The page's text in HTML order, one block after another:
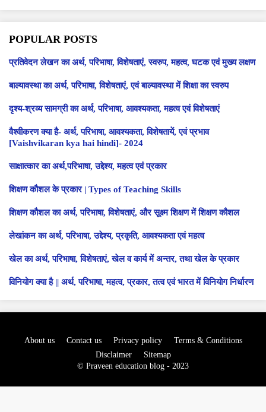
POPULAR POSTS
प्रतिवेदन लेखन का अर्थ, परिभाषा, विशेषताएं, स्वरुप, महत्व, घटक एवं मुख्य लक्षण
बाल्यावस्था का अर्थ, परिभाषा, विशेषताएं, एवं बाल्यावस्था में शिक्षा का स्वरुप
दृश्य-श्रव्य सामग्री का अर्थ, परिभाषा, आवश्यकता, महत्व एवं विशेषताएं
वैश्वीकरण क्या है- अर्थ, परिभाषा, आवश्यकता, विशेषतायें, एवं प्रभाव
[Vaishvikaran kya hai hindi]- 2024
साक्षात्कार का अर्थ,परिभाषा, उद्देश्य, महत्व एवं प्रकार
शिक्षण कौशल के प्रकार | Types of Teaching Skills
शिक्षण कौशल का अर्थ, परिभाषा, विशेषताएं, और सूक्ष्म शिक्षण में शिक्षण कौशल
लेखांकन का अर्थ, परिभाषा, उद्देश्य, प्रकृति, आवश्यकता एवं महत्व
खेल का अर्थ, परिभाषा, विशेषताएं, खेल व कार्य में अन्तर, तथा खेल के प्रकार
विनियोग क्या है || अर्थ, परिभाषा, महत्व, प्रकार, तत्व एवं भारत में विनियोग निर्धारण
About us Contact us Privacy policy
Terms & Conditions
Disclaimer
Sitemap
© Praveen education blog - 2023